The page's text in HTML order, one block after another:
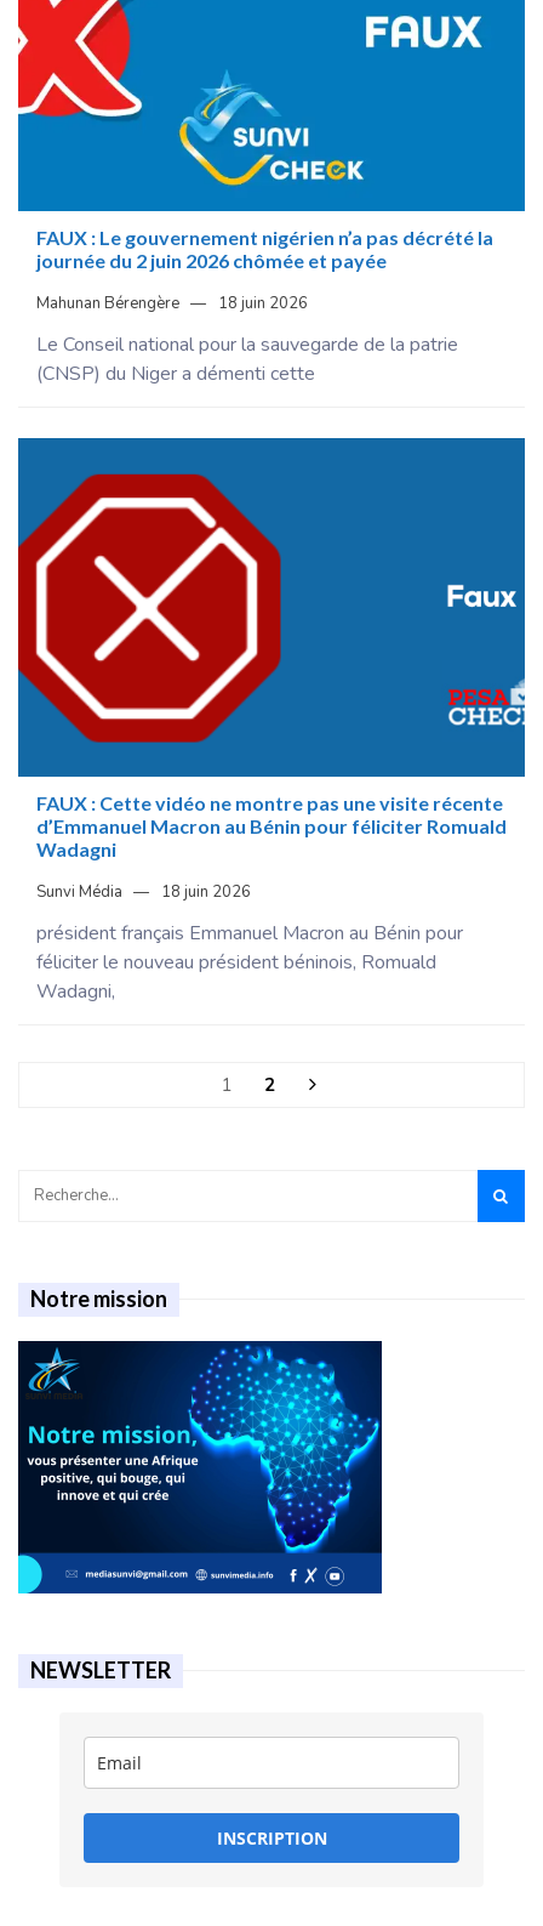
FAUX : Le gouvernement nigérien n’a pas décrété la
journée du 2 juin 2026 chômée et payée
Mahunan Bérengère 18 juin 2026
Le Conseil national pour la sauvegarde de la patrie
(CNSP) du Niger a démenti cette
FAUX : Cette vidéo ne montre pas une visite récente
d’Emmanuel Macron au Bénin pour féliciter Romuald
Wadagni
Sunvi Média 18 juin 2026
président français Emmanuel Macron au Bénin pour
féliciter le nouveau président béninois, Romuald
Wadagni,
1 2
Notre mission
NEWSLETTER
INSCRIPTION